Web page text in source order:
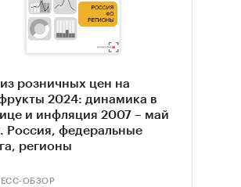
розничных цен на
2024: динамика в
и инфляция 2007 – май
Россия, федеральные
регионы
ОБЗОР